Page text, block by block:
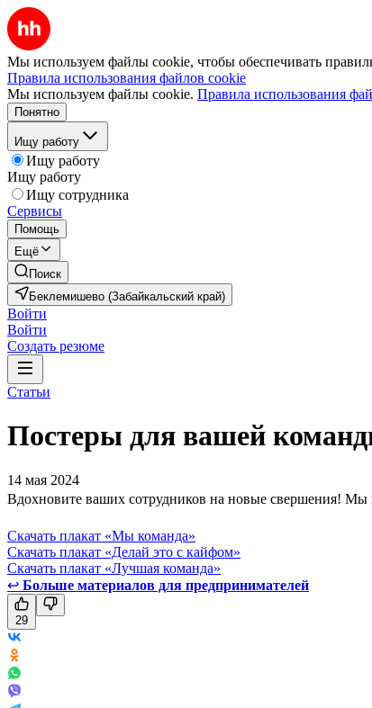
Мы используем файлы cookie, чтобы обеспечивать
Правила использования файлов cookie
Мы используем файлы cookie. Правила использования
Понятно
Ищу работу
Ищу работу
Ищу работу
Ищу сотрудника
Сервисы
Помощь
Ещё
Поиск
Беклемишево (Забайкальский край)
Войти
Войти
Создать резюме
Статьи
Постеры для вашей
14 мая 2024
Вдохновите ваших сотрудников на новые свершения! Мы
Скачать плакат «Мы команда»
Скачать плакат «Делай это с кайфом»
Скачать плакат «Лучшая команда»
↩ Больше материалов для предпринимателей
29